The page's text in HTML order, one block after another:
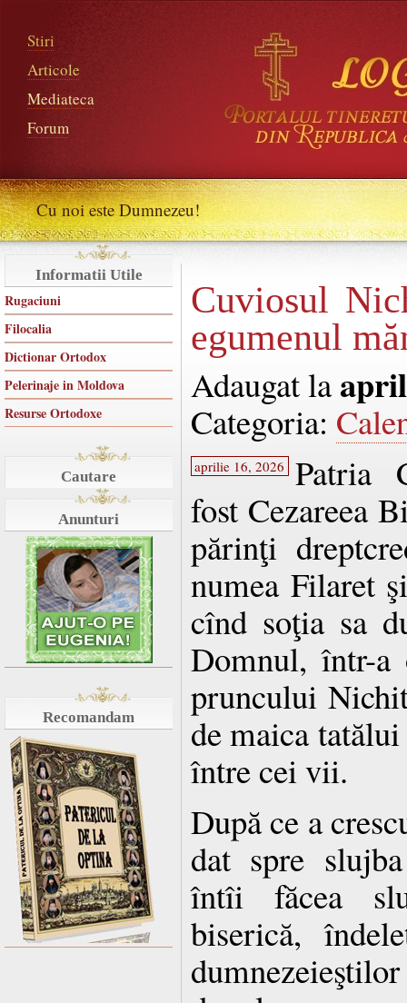
Stiri
Articole
Mediateca
Forum
Cu noi este Dumnezeu!
Informatii Utile
Rugaciuni
Filocalia
Dictionar Ortodox
Pelerinaje in Moldova
Resurse Ortodoxe
Cautare
Anunturi
Recomandam
Cuviosul
egumenul
Adaugat la
Categoria:
aprilie 16, 2026
Patria
fost Cezareea
părinţi
numea Filaret
cînd soţia sa
Domnul, într-a
pruncului
de maica
între cei vii.
După ce a
dat spre
întîi făcea
biserică,